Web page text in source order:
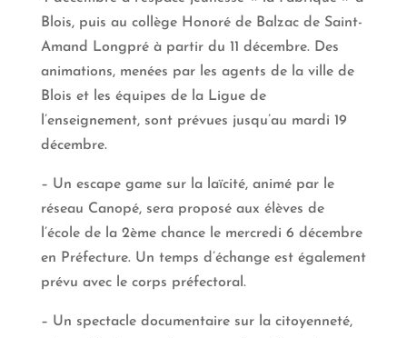
Blois, puis au collège Honoré de Balzac de Saint-
Amand Longpré à partir du 11 décembre. Des
animations, menées par les agents de la ville de
Blois et les équipes de la Ligue de
l’enseignement, sont prévues jusqu’au mardi 19
décembre.
– Un escape game sur la laïcité, animé par le
réseau Canopé, sera proposé aux élèves de
l’école de la 2ème chance le mercredi 6 décembre
en Préfecture. Un temps d’échange est également
prévu avec le corps préfectoral.
– Un spectacle documentaire sur la citoyenneté,